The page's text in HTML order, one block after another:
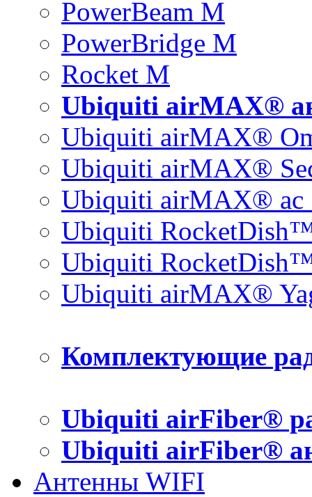
PowerBeam M
PowerBridge M
Rocket M
Ubiquiti airMAX®
Ubiquiti airMAX®
Ubiquiti airMAX®
Ubiquiti airMAX® ac
Ubiquiti
Ubiquiti
Ubiquiti airMAX®
Комплектующие
Ubiquiti airFiber®
Ubiquiti airFiber®
Антенны WIFI